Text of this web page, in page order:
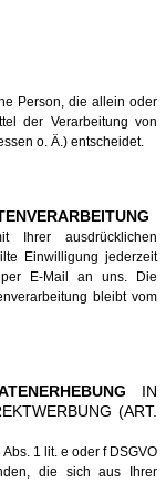
Person, die allein oder
der Verarbeitung von
o. Ä.) entscheidet.
Ihrer ausdrücklichen
Einwilligung jederzeit
E-Mail an uns. Die
bleibt vom
IN
(ART.
1 lit. e oder f DSGVO
die sich aus Ihrer